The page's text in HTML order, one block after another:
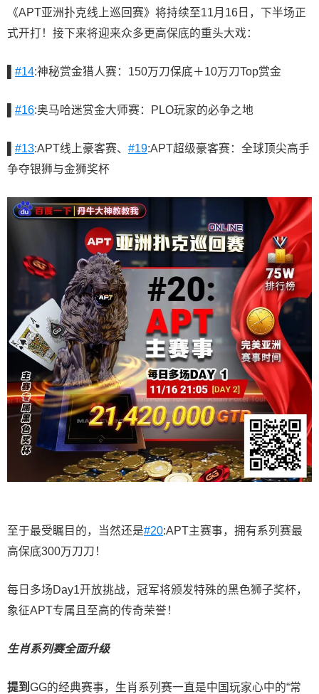
《APT亚洲扑克线上巡回赛》将持续至11月16日，下半场正
式开打！接下来将迎来众多更高保底的重头大戏：
#14:神秘赏金猎人赛：150万刀保底＋10万刀Top赏金
#16:奥马哈迷赏金大师赛：PLO玩家的必争之地
#13:APT线上豪客赛、 #19:APT超级豪客赛：全球顶尖高手
争夺银狮与金狮奖杯
至于最受瞩目的，当然还是#20:APT主赛事，拥有系列赛最
高保底300万刀刀！
每日多场Day1开放挑战，冠军将颁发特殊的黑色狮子奖杯，
象征APT专属且至高的传奇荣誉！
生肖系列赛全面升级
提到 GG的经典赛事，生肖系列赛一直是中国玩家心中的“常